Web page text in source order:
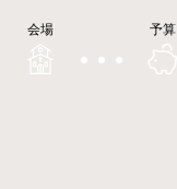
会場 予算